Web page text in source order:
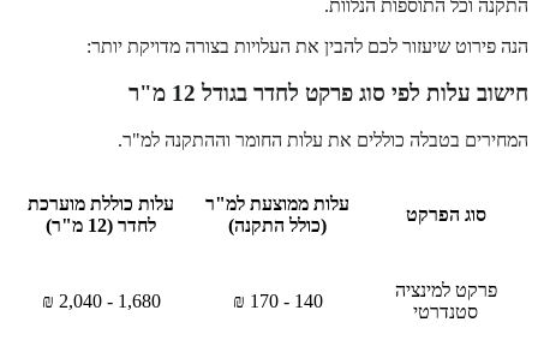
התקנה וכל התוספות הנלוות.
הנה פירוט שיעזור לכם להבין את העלויות בצורה מדויקת יותר:
חישוב עלות לפי סוג פרקט לחדר בגודל 12 מ"ר
המחירים בטבלה כוללים את עלות החומר וההתקנה למ"ר.
סוג הפרקט
עלות ממוצעת למ"ר
(כולל התקנה)
עלות כוללת מוערכת
לחדר (12 מ"ר)
פרקט למינציה
סטנדרטי
140 - 170 ₪
1,680 - 2,040 ₪